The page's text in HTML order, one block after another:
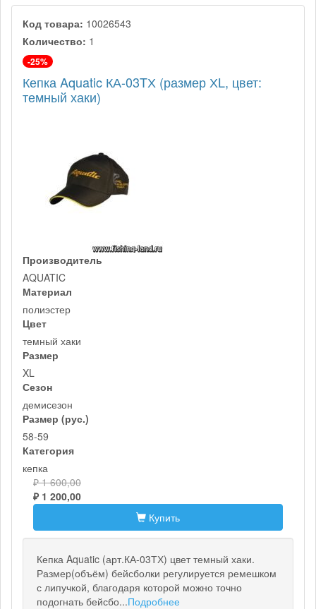
Код товара: 10026543
Количество: 1
-25%
Кепка Aquatic КА-03TХ (размер ХL, цвет:
темный хаки)
Производитель
AQUATIC
Материал
полиэстер
Цвет
темный хаки
Размер
XL
Сезон
демисезон
Размер (рус.)
58-59
Категория
кепка
₽ 1 600,00
₽ 1 200,00
Купить
Кепка Aquatic (арт.КА-03ТХ) цвет темный хаки.
Размер(объём) бейсболки регулируется ремешком
с липучкой, благодаря которой можно точно
подогнать бейсбо...Подробнее